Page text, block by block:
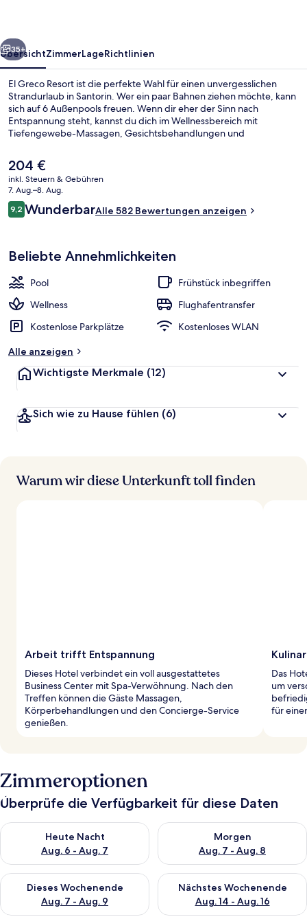
Weiter
35+
ÜbersichtZimmerLageRichtlinien
El Greco Resort ist die perfekte Wahl für einen unvergesslichen
Strandurlaub in Santorin. Wer ein paar Bahnen ziehen möchte, kann
sich auf 6 Außenpools freuen. Wenn dir eher der Sinn nach
Entspannung steht, kannst du dich im Wellnessbereich mit
Tiefengewebe-Massagen, Gesichtsbehandlungen und
Restaurants, ist zum Frühstück, Mittagessen und Abendessen
geöffnet. Weitere Highlights sind 2 Poolbars, eine Bar/Lounge und
Fitnessmöglichkeiten. Anderen Reisenden gefallen das hilfsbereite
Personal und die Lage sehr gut.
Der
aktuelle
Preis
beträgt
204 €.
204 €
inkl. Steuern & Gebühren
7. Aug.–8. Aug.
Bewertungen
9,29,2 von 10.
WunderbarAlle 582 Bewertungen anzeigen
Beliebte Annehmlichkeiten
Pool
Frühstück inbegriffen
Wellness
Flughafentransfer
Kostenlose Parkplätze
Kostenloses WLAN
Alle anzeigen
Wichtigste Merkmale (12)
Sich wie zu Hause fühlen (6)
Warum wir diese Unterkunft toll finden
Arbeit trifft Entspannung
Dieses Hotel verbindet ein voll ausgestattetes
Business Center mit Spa-Verwöhnung. Nach den
Treffen können die Gäste Massagen,
Körperbehandlungen und den Concierge-Service
genießen.
Das
um
für
Zimmeroptionen
Überprüfe die Verfügbarkeit für diese Daten
Heute Nacht
Aug. 6 - Aug. 7
Überprüfe die Verfügbarkeit für heute Nacht, Aug. 6 - Aug. 7.
Morgen
Aug. 7 - Aug. 8
Überprüfe die Verfügbarkeit
Dieses Wochenende
Aug. 7 - Aug. 9
Überprüfe die Verfügbarkeit für dieses Wochenende, Aug. 7
Nächstes Wochenende
Aug. 14 - Aug. 16
Überprüfe die Verfügbarkeit